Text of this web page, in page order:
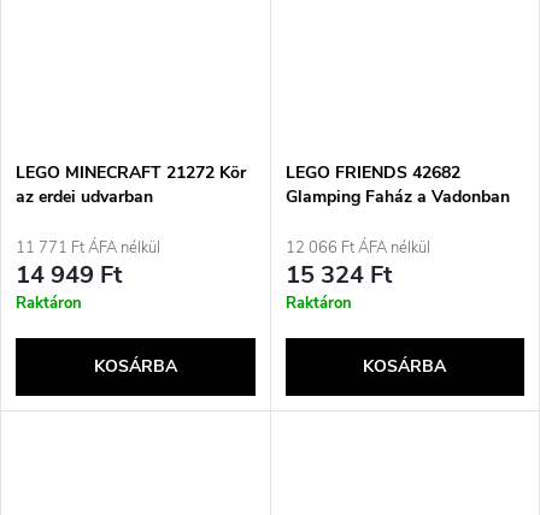
LEGO MINECRAFT 21272 Kör
az erdei udvarban
11 771 Ft ÁFA nélkül
14 949 Ft
Raktáron
KOSÁRBA
LEGO FRIENDS 42682
Glamping Faház a Vadonban
12 066 Ft ÁFA nélkül
15 324 Ft
Raktáron
KOSÁRBA